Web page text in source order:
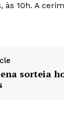
às 10h. A
sorteia